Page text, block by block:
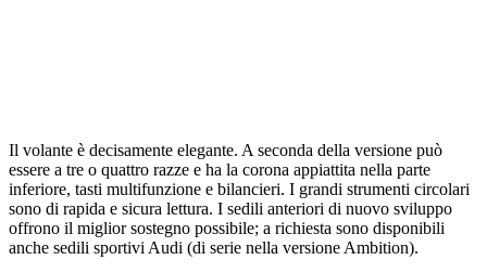
Il volante è decisamente elegante. A seconda della versione può
essere a tre o quattro razze e ha la corona appiattita nella parte
inferiore, tasti multifunzione e bilancieri. I grandi strumenti circolari
sono di rapida e sicura lettura. I sedili anteriori di nuovo sviluppo
offrono il miglior sostegno possibile; a richiesta sono disponibili
anche sedili sportivi Audi (di serie nella versione Ambition).